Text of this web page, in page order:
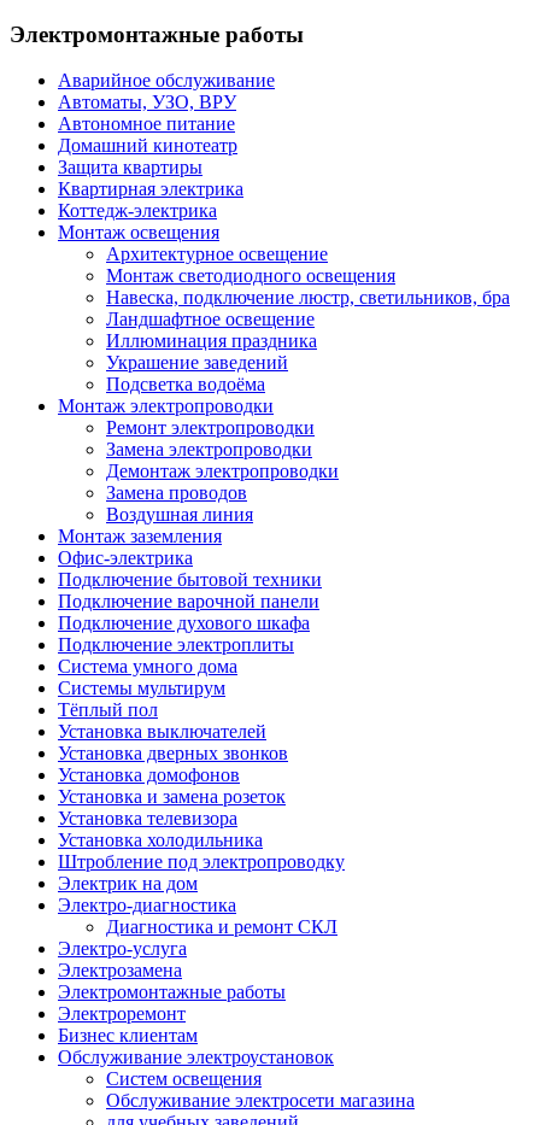
Электромонтажные работы
Аварийное обслуживание
Автоматы, УЗО, ВРУ
Автономное питание
Домашний кинотеатр
Защита квартиры
Квартирная электрика
Коттедж-электрика
Монтаж освещения
Архитектурное освещение
Монтаж светодиодного освещения
Навеска, подключение люстр, светильников, бра
Ландшафтное освещение
Иллюминация праздника
Украшение заведений
Подсветка водоёма
Монтаж электропроводки
Ремонт электропроводки
Замена электропроводки
Демонтаж электропроводки
Замена проводов
Воздушная линия
Монтаж заземления
Офис-электрика
Подключение бытовой техники
Подключение варочной панели
Подключение духового шкафа
Подключение электроплиты
Система умного дома
Системы мультирум
Тёплый пол
Установка выключателей
Установка дверных звонков
Установка домофонов
Установка и замена розеток
Установка телевизора
Установка холодильника
Штробление под электропроводку
Электрик на дом
Электро-диагностика
Диагностика и ремонт СКЛ
Электро-услуга
Электрозамена
Электромонтажные работы
Электроремонт
Бизнес клиентам
Обслуживание электроустановок
Систем освещения
Обслуживание электросети магазина